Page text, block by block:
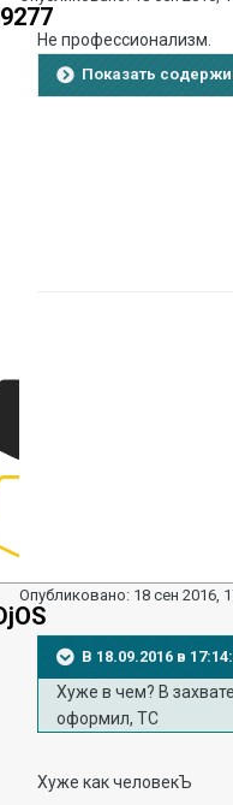
Не профессионализм.
Показать
Опубликовано: 18 сен 2016,
В 18.09.2016 в
Хуже в чем? В
оформил, ТС
Хуже как человекЪ